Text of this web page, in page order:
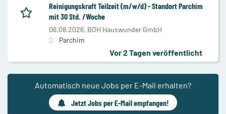
Reinigungskraft Teilzeit (m/w/d) - Standort Parchim
mit 30 Std. /Woche
06.08.2026, BOH Hauswunder GmbH
Parchim
Vor 2 Tagen veröffentlicht
Automatisch neue Jobs per E-Mail erhalten?
Jetzt Jobs per E-Mail empfangen!